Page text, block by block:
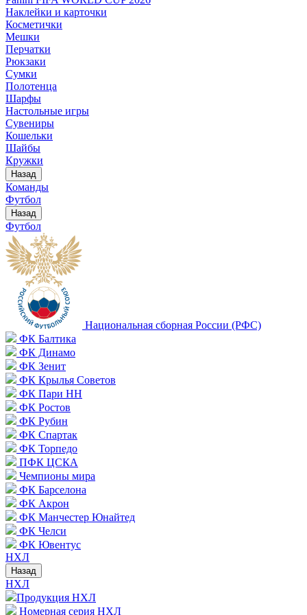
Наклейки и карточки
Косметички
Мешки
Перчатки
Рюкзаки
Сумки
Полотенца
Шарфы
Настольные игры
Сувениры
Кошельки
Шайбы
Кружки
Назад
Команды
Футбол
Назад
Футбол
Национальная сборная России (РФС)
ФК Балтика
ФК Динамо
ФК Зенит
ФК Крылья Советов
ФК Пари НН
ФК Ростов
ФК Рубин
ФК Спартак
ФК Торпедо
ПФК ЦСКА
Чемпионы мира
ФК Барселона
ФК Акрон
ФК Манчестер Юнайтед
ФК Челси
ФК Ювентус
НХЛ
Назад
НХЛ
Продукция НХЛ
Номерная серия НХЛ